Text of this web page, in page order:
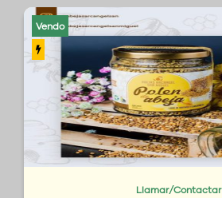
Vendo
Llamar/Contactar